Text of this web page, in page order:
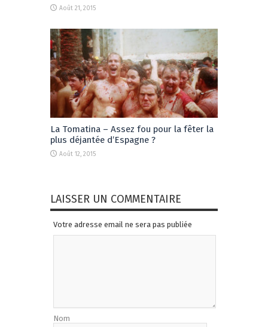
Août 21, 2015
La Tomatina – Assez fou pour la fêter la
plus déjantée d’Espagne ?
Août 12, 2015
LAISSER UN COMMENTAIRE
Votre adresse email ne sera pas publiée
Nom